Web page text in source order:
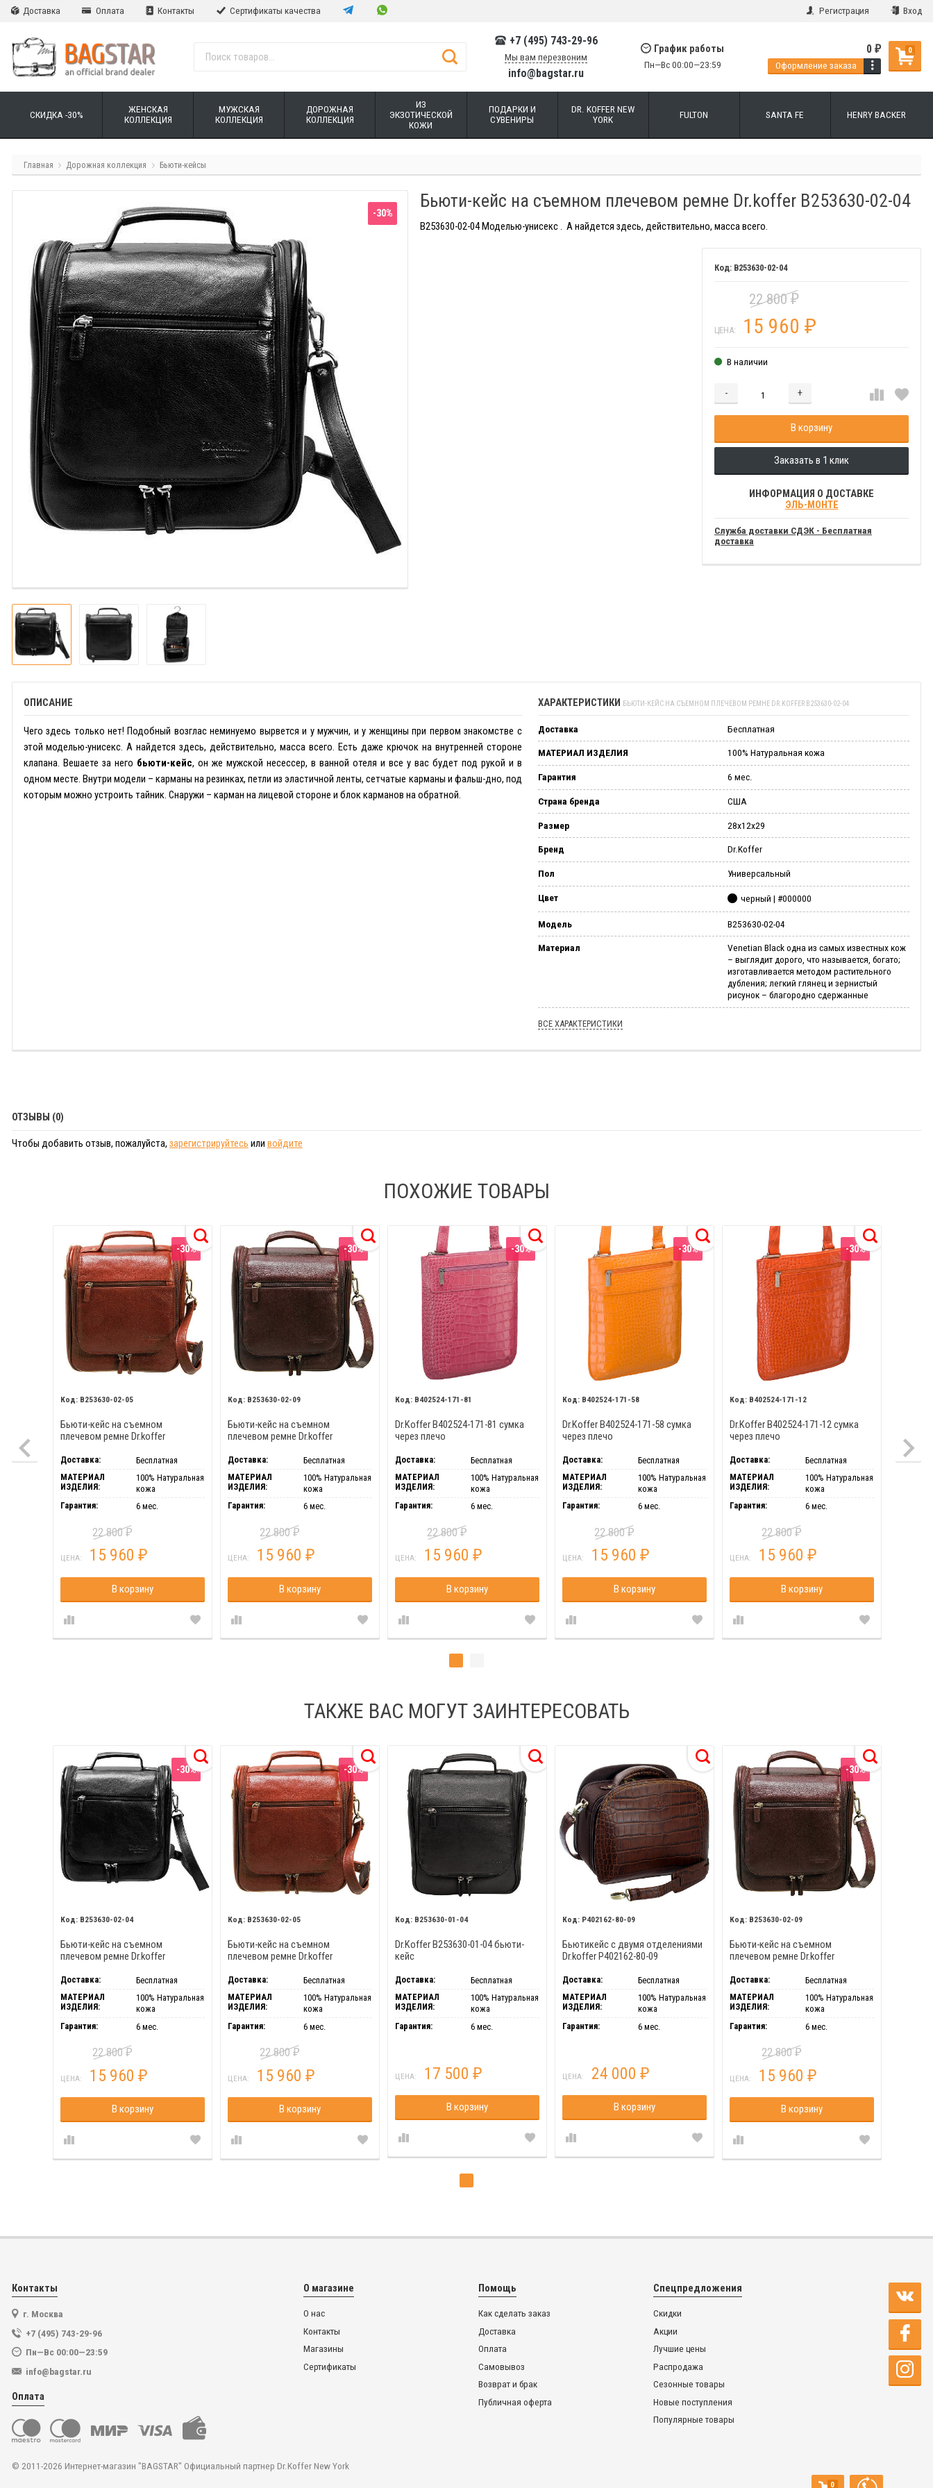
Доставка Оплата Контакты Сертификаты качества Регистрация Вход
+7 (495) 743-29-96
Мы вам перезвоним
info@bagstar.ru
График работы
Пн—Вс 00:00—23:59
0
0₽
Оформление заказа
СКИДКА -30%
ЖЕНСКАЯ
КОЛЛЕКЦИЯ
МУЖСКАЯ
КОЛЛЕКЦИЯ
ДОРОЖНАЯ
КОЛЛЕКЦИЯ
ИЗ
ЭКЗОТИЧЕСКОЙ
КОЖИ
ПОДАРКИ И
СУВЕНИРЫ
DR. KOFFER NEW
YORK
FULTON SANTA FE HENRY BACKER
Главная Дорожная коллекция Бьюти-кейсы
-30%
Бьюти-кейс на съемном плечевом ремне Dr.koffer B253630-02-04
B253630-02-04 Моделью-унисекс . А найдется здесь, действительно, масса всего.
B253630-02-04
22 800₽
ЦЕНА: 15 960₽
В наличии
- +
Добавляется...
В корзину
Добавлен
Заказать в 1 клик
ИНФОРМАЦИЯ О ДОСТАВКЕ
ЭЛЬ-МОНТЕ
Служба доставки СДЭК - Бесплатная
доставка
ХАРАКТЕРИСТИКИ БЬЮТИ-КЕЙС НА СЪЕМНОМ ПЛЕЧЕВОМ РЕМНЕ DR.KOFFER B253630-02-04
Доставка Бесплатная
МАТЕРИАЛ ИЗДЕЛИЯ 100% Натуральная кожа
Гарантия 6 мес.
Страна бренда США
Размер 28х12х29
Бренд Dr.Koffer
Пол Универсальный
Цвет черный | #000000
Модель B253630-02-04
Материал
Venetian Black одна из самых известных кож
– выглядит дорого, что называется, богато;
изготавливается методом растительного
дубления; легкий глянец и зернистый
рисунок – благородно сдержанные
ВСЕ ХАРАКТЕРИСТИКИ
ОПИСАНИЕ
Чего здесь только нет! Подобный возглас неминуемо вырвется и у мужчин, и у женщины при первом знакомстве с
этой моделью-унисекс. А найдется здесь, действительно, масса всего. Есть даже крючок на внутренней стороне
клапана. Вешаете за него бьюти-кейс, он же мужской несессер, в ванной отеля и все у вас будет под рукой и в
одном месте. Внутри модели – карманы на резинках, петли из эластичной ленты, сетчатые карманы и фальш-дно, под
которым можно устроить тайник. Снаружи – карман на лицевой стороне и блок карманов на обратной.
ОТЗЫВЫ (0)
Чтобы добавить отзыв, пожалуйста, зарегистрируйтесь или войдите
ПОХОЖИЕ ТОВАРЫ
-30%
B253630-02-05
Бьюти-кейс на съемном
плечевом ремне Dr.koffer
Доставка:
Бесплатная
МАТЕРИАЛ
ИЗДЕЛИЯ:
100% Натуральная
кожа
Гарантия:
6 мес.
22 800₽
ЦЕНА: 15 960 ₽
В корзину
-30%
B253630-02-09
Бьюти-кейс на съемном
плечевом ремне Dr.koffer
Доставка:
Бесплатная
МАТЕРИАЛ
ИЗДЕЛИЯ:
100% Натуральная
кожа
Гарантия:
6 мес.
22 800₽
ЦЕНА: 15 960 ₽
В корзину
-30%
B402524-171-81
Dr.Koffer B402524-171-81 сумка
через плечо
Доставка:
Бесплатная
МАТЕРИАЛ
ИЗДЕЛИЯ:
100% Натуральная
кожа
Гарантия:
6 мес.
22 800₽
ЦЕНА: 15 960 ₽
В корзину
-30%
B402524-171-58
Dr.Koffer B402524-171-58 сумка
через плечо
Доставка:
Бесплатная
МАТЕРИАЛ
ИЗДЕЛИЯ:
100% Натуральная
кожа
Гарантия:
6 мес.
22 800₽
ЦЕНА: 15 960 ₽
В корзину
-30%
B402524-171-12
Dr.Koffer B402524-171-12 сумка
через плечо
Доставка:
Бесплатная
МАТЕРИАЛ
ИЗДЕЛИЯ:
100% Натуральная
кожа
Гарантия:
6 мес.
22 800₽
ЦЕНА: 15 960 ₽
В корзину
ТАКЖЕ ВАС МОГУТ ЗАИНТЕРЕСОВАТЬ
-30%
B253630-02-04
Бьюти-кейс на съемном
плечевом ремне Dr.koffer
Доставка:
Бесплатная
МАТЕРИАЛ
ИЗДЕЛИЯ:
100% Натуральная
кожа
Гарантия:
6 мес.
22 800₽
ЦЕНА: 15 960 ₽
В корзину
-30%
B253630-02-05
Бьюти-кейс на съемном
плечевом ремне Dr.koffer
Доставка:
Бесплатная
МАТЕРИАЛ
ИЗДЕЛИЯ:
100% Натуральная
кожа
Гарантия:
6 мес.
22 800₽
ЦЕНА: 15 960 ₽
В корзину
B253630-01-04
Dr.Koffer B253630-01-04 бьюти-
кейс
Доставка:
Бесплатная
МАТЕРИАЛ
ИЗДЕЛИЯ:
100% Натуральная
кожа
Гарантия:
6 мес.
ЦЕНА: 17 500 ₽
В корзину
P402162-80-09
Бьютикейс с двумя отделениями
Dr.koffer P402162-80-09
Доставка:
Бесплатная
МАТЕРИАЛ
ИЗДЕЛИЯ:
100% Натуральная
кожа
Гарантия:
6 мес.
ЦЕНА: 24 000 ₽
В корзину
-30%
B253630-02-09
Бьюти-кейс на съемном
плечевом ремне Dr.koffer
Доставка:
Бесплатная
МАТЕРИАЛ
ИЗДЕЛИЯ:
100% Натуральная
кожа
Гарантия:
6 мес.
22 800₽
ЦЕНА: 15 960 ₽
В корзину
Контакты
г. Москва
+7 (495) 743-29-96
Пн—Вс 00:00—23:59
info@bagstar.ru
Оплата
О магазине
О нас
Контакты
Магазины
Сертификаты
Помощь
Как сделать заказ
Доставка
Оплата
Самовывоз
Возврат и брак
Публичная оферта
Спецпредложения
Скидки
Акции
Лучшие цены
Распродажа
Сезонные товары
Новые поступления
Популярные товары
© 2011-2026 Интернет-магазин "BAGSTAR" Официальный партнер Dr.Koffer New York
0